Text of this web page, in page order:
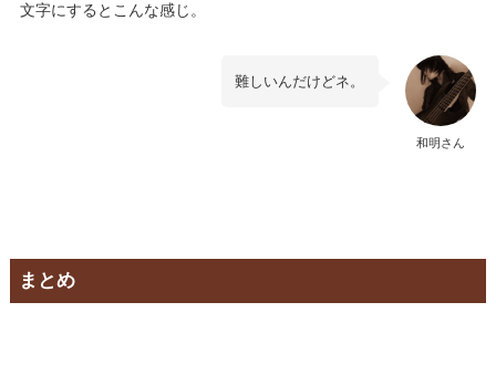
文字にするとこんな感じ。
和明さん
難しいんだけどネ。
まとめ